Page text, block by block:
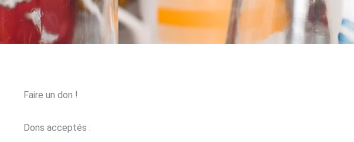
Faire un don !
Dons acceptés :